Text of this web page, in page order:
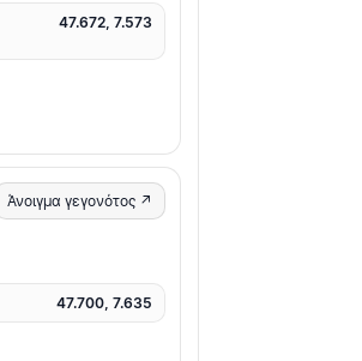
47.672, 7.573
Άνοιγμα γεγονότος ↗
47.700, 7.635